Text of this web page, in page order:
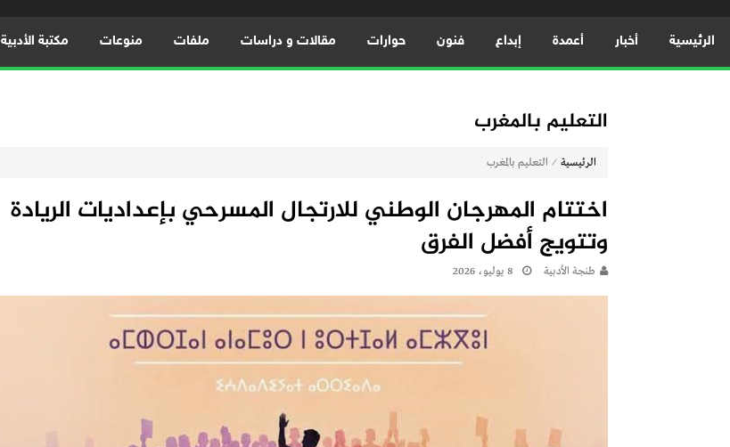
الرئيسية أخبار أعمدة إبداع فنون حوارات مقالات و دراسات ملفات منوعات مكتبة الأدبية
التعليم بالمغرب
الرئيسية ⁄ التعليم بالمغرب
اختتام المهرجان الوطني للارتجال المسرحي بإعداديات الريادة
وتتويج أفضل الفرق
طنجة الأدبية 8 يوليو، 2026